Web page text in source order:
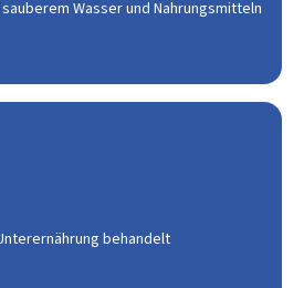
Wasser und Nahrungsmitteln
behandelt